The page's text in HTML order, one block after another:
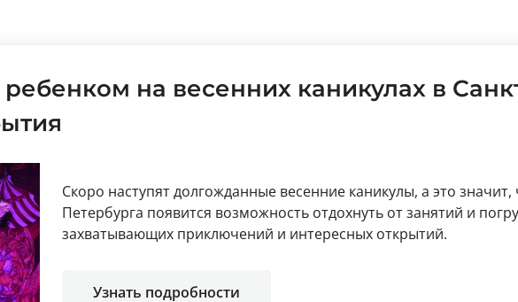
ребенком на весенних каникулах в
Скоро наступят долгожданные весенние каникулы, а это
Петербурга появится возможность отдохнуть от занятий и
захватывающих приключений и интересных открытий.
Узнать подробности